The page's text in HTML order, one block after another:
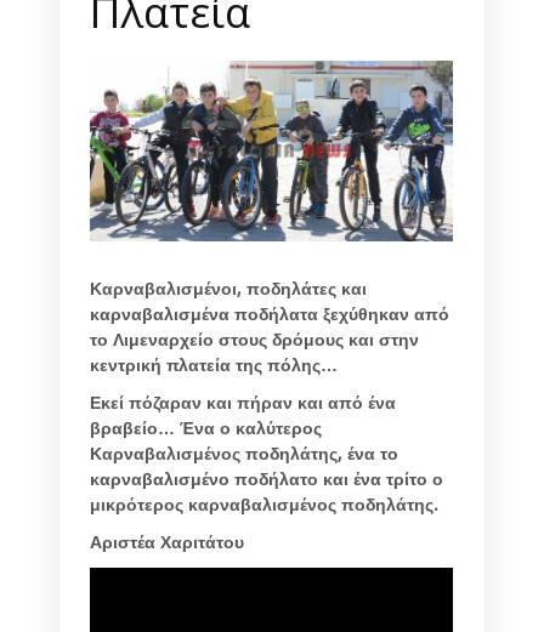
Καρναβαλισμένοι, ποδηλάτες και
καρναβαλισμένα ποδήλατα ξεχύθηκαν από
το Λιμεναρχείο στους δρόμους και στην
κεντρική πλατεία της πόλης…
Εκεί πόζαραν και πήραν και από ένα
βραβείο… Ένα ο καλύτερος
Καρναβαλισμένος ποδηλάτης, ένα το
καρναβαλισμένο ποδήλατο και ένα τρίτο ο
μικρότερος καρναβαλισμένος ποδηλάτης.
Αριστέα Χαριτάτου